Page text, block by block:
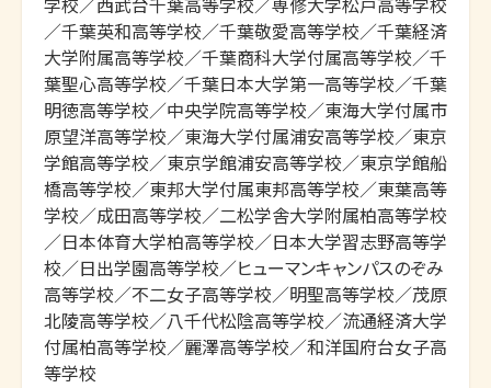
／千葉英和高等学校／千葉敬愛高等学校／千葉経済
大学附属高等学校／千葉商科大学付属高等学校／千
葉聖心高等学校／千葉日本大学第一高等学校／千葉
明徳高等学校／中央学院高等学校／東海大学付属市
原望洋高等学校／東海大学付属浦安高等学校／東京
学館高等学校／東京学館浦安高等学校／東京学館船
橋高等学校／東邦大学付属東邦高等学校／東葉高等
学校／成田高等学校／二松学舎大学附属柏高等学校
／日本体育大学柏高等学校／日本大学習志野高等学
校／日出学園高等学校／ヒューマンキャンパスのぞみ
高等学校／不二女子高等学校／明聖高等学校／茂原
北陵高等学校／八千代松陰高等学校／流通経済大学
付属柏高等学校／麗澤高等学校／和洋国府台女子高
等学校